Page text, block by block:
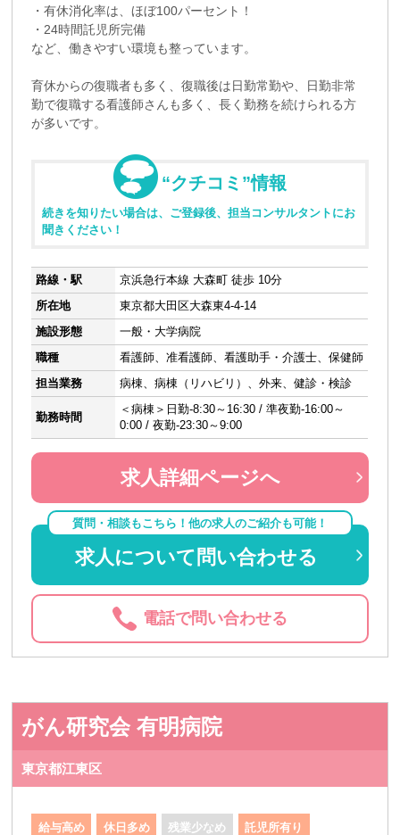
・有休消化率は、ほぼ100パーセント！
・24時間託児所完備
など、働きやすい環境も整っています。
育休からの復職者も多く、復職後は日勤常勤や、日勤非常
勤で復職する看護師さんも多く、長く勤務を続けられる方
が多いです。
“クチコミ”情報
続きを知りたい場合は、ご登録後、担当コンサルタントにお
聞きください！
路線・駅
京浜急行本線 大森町 徒歩 10分
所在地
東京都大田区大森東4-4-14
施設形態
一般・大学病院
職種
看護師、准看護師、看護助手・介護士、保健師
担当業務
病棟、病棟（リハビリ）、外来、健診・検診
勤務時間
＜病棟＞日勤-8:30～16:30 / 準夜勤-16:00～
0:00 / 夜勤-23:30～9:00
求人詳細ページへ
質問・相談もこちら！他の求人のご紹介も可能！
求人について問い合わせる
電話で問い合わせる
がん研究会 有明病院
東京都江東区
給与高め 休日多め 残業少なめ 託児所有り